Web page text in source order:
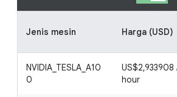
Jenis mesin Harga (USD)
NVIDIA_TESLA_A10
0
US$2,933908
hour